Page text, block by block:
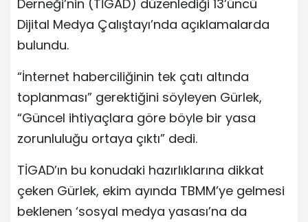
Derneği’nin (TİGAD) düzenlediği 13’üncü
Dijital Medya Çalıştayı’nda açıklamalarda
bulundu.
“İnternet haberciliğinin tek çatı altında
toplanması” gerektiğini söyleyen Gürlek,
“Güncel ihtiyaçlara göre böyle bir yasa
zorunluluğu ortaya çıktı” dedi.
TİGAD’ın bu konudaki hazırlıklarına dikkat
çeken Gürlek, ekim ayında TBMM’ye gelmesi
beklenen ‘sosyal medya yasası’na da